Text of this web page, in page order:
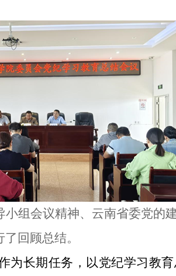
组会议精神、云南省委党的
回顾总结。
为长期任务，以党纪学习教育